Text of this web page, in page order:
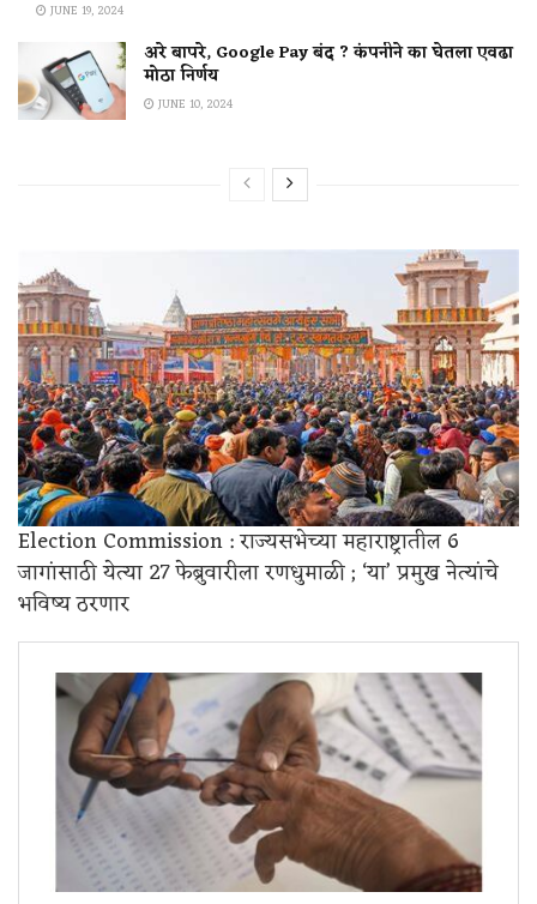
JUNE 19, 2024
अरे बापरे, Google Pay बंद ? कंपनीने का घेतला एवढा
मोठा निर्णय
JUNE 10, 2024
Election Commission : राज्यसभेच्या महाराष्ट्रातील 6
जागांसाठी येत्या 27 फेब्रुवारीला रणधुमाळी ; ‘या’ प्रमुख नेत्यांचे
भविष्य ठरणार